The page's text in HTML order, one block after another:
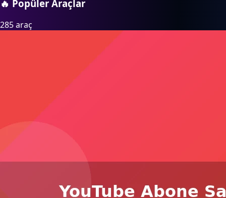
🔥 Popüler Araçlar
285 araç